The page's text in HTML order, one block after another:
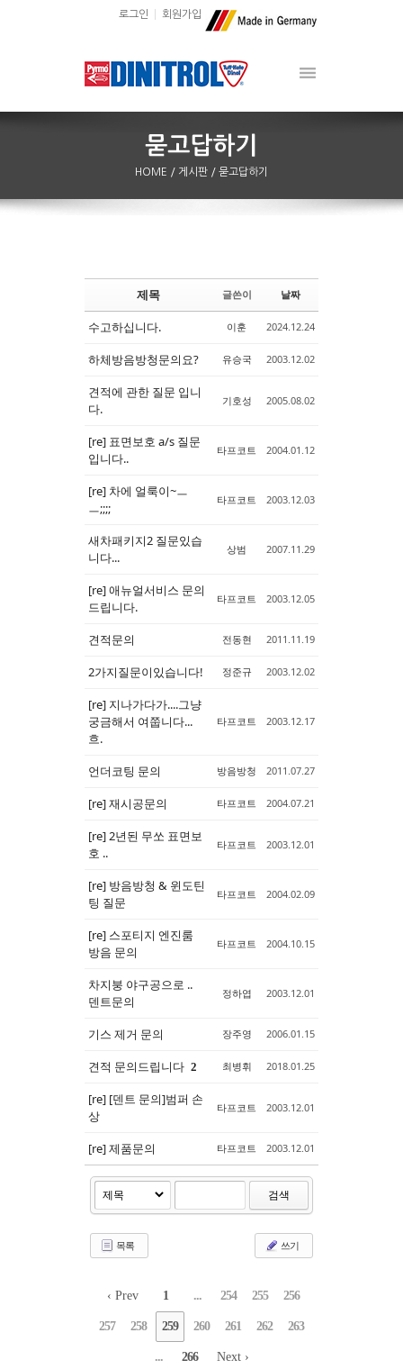
로그인 회원가입
HOME / 게시판 / 묻고답하기
제목 글쓴이 날짜
수고하십니다. 이훈 2024.12.24
하체방음방청문의요? 유승국 2003.12.02
견적에 관한 질문 입니
다.
기호성 2005.08.02
[re] 표면보호 a/s 질문
입니다..
타프코트 2004.01.12
[re] 차에 얼룩이~ㅡ
ㅡ;;;;
타프코트 2003.12.03
새차패키지2 질문있습
니다...
상범 2007.11.29
[re] 애뉴얼서비스 문의
드립니다.
타프코트 2003.12.05
견적문의 전동현 2011.11.19
2가지질문이있습니다! 정준규 2003.12.02
[re] 지나가다가....그냥
궁금해서 여쭙니다...
흐.
타프코트 2003.12.17
언더코팅 문의 방음방청 2011.07.27
[re] 재시공문의 타프코트 2004.07.21
[re] 2년된 무쏘 표면보
호 ..
타프코트 2003.12.01
[re] 방음방청 & 윈도틴
팅 질문
타프코트 2004.02.09
[re] 스포티지 엔진룸
방음 문의
타프코트 2004.10.15
차지붕 야구공으로 ..
덴트문의
정하엽 2003.12.01
기스 제거 문의 장주영 2006.01.15
견적 문의드립니다 2 최병휘 2018.01.25
[re] [덴트 문의]범퍼 손
상
타프코트 2003.12.01
[re] 제품문의 타프코트 2003.12.01
검색
목록 쓰기
‹ Prev 1 ... 254 255 256
257 258 259 260 261 262 263
... 266 Next ›
Sketchbook5, 스케치북5
Sketchbook5, 스케치북5
Sketchbook5, 스케치북5
Sketchbook5, 스케치북5